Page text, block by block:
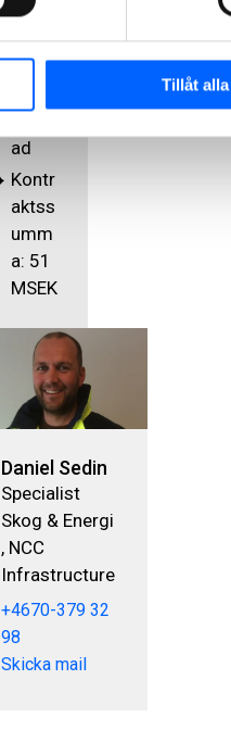
Tillåt alla
dfor
m:
Gener
ad
Kontr
aktss
umm
a: 51
MSEK
Daniel Sedin
Specialist
Skog & Energi
, NCC
Infrastructure
+4670-379 32
98
Skicka mail